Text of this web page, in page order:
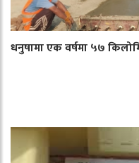
धनुषामा एक वर्षमा ५७